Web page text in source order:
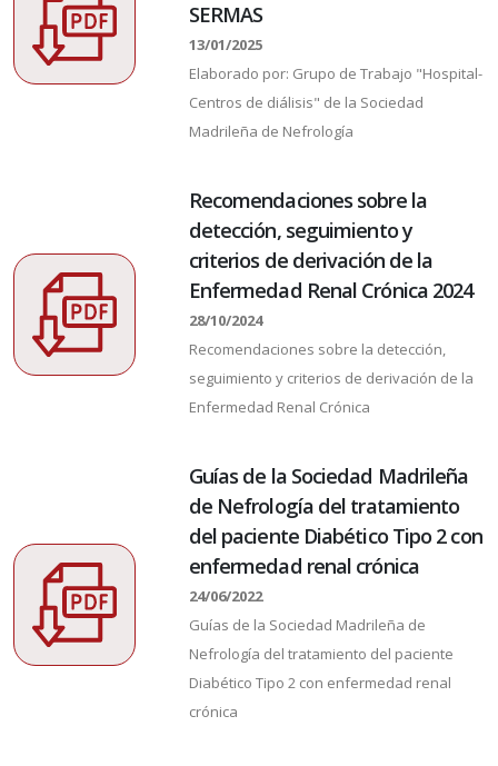
SERMAS
13/01/2025
Elaborado por: Grupo de Trabajo "Hospital-
Centros de diálisis" de la Sociedad
Madrileña de Nefrología
Recomendaciones sobre la
detección, seguimiento y
criterios de derivación de la
Enfermedad Renal Crónica 2024
28/10/2024
Recomendaciones sobre la detección,
seguimiento y criterios de derivación de la
Enfermedad Renal Crónica
Guías de la Sociedad Madrileña
de Nefrología del tratamiento
del paciente Diabético Tipo 2 con
enfermedad renal crónica
24/06/2022
Guías de la Sociedad Madrileña de
Nefrología del tratamiento del paciente
Diabético Tipo 2 con enfermedad renal
crónica